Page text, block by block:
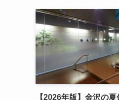
【2026年版】金沢の